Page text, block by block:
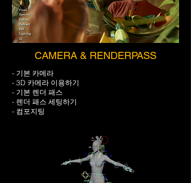
CAMERA & RENDERPASS
- 기본 카메라
- 3D 카메라 이용하기
- 기본 렌더 패스
- 렌더 패스 세팅하기
- 컴포지팅